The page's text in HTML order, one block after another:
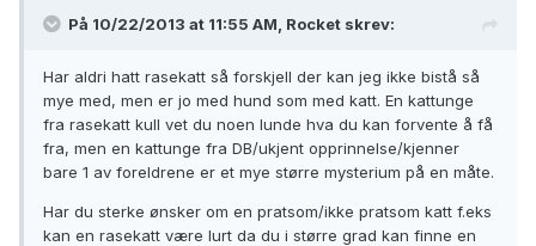
På 10/22/2013 at 11:55 AM, Rocket skrev:
Har aldri hatt rasekatt så forskjell der kan jeg ikke bistå så
mye med, men er jo med hund som med katt. En kattunge
fra rasekatt kull vet du noen lunde hva du kan forvente å få
fra, men en kattunge fra DB/ukjent opprinnelse/kjenner
bare 1 av foreldrene er et mye større mysterium på en måte.
Har du sterke ønsker om en pratsom/ikke pratsom katt f.eks
kan en rasekatt være lurt da du i større grad kan finne en